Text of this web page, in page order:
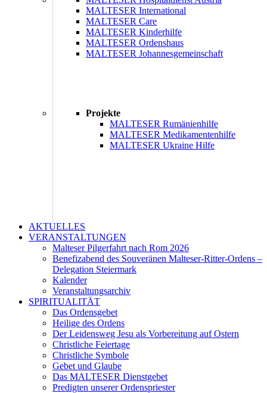
MALTESER International
MALTESER Care
MALTESER Kinderhilfe
MALTESER Ordenshaus
MALTESER Johannesgemeinschaft
Projekte
MALTESER Rumänienhilfe
MALTESER Medikamentenhilfe
MALTESER Ukraine Hilfe
AKTUELLES
VERANSTALTUNGEN
Malteser Pilgerfahrt nach Rom 2026
Benefizabend des Souveränen Malteser-Ritter-Ordens –
Delegation Steiermark
Kalender
Veranstaltungsarchiv
SPIRITUALITÄT
Das Ordensgebet
Heilige des Ordens
Der Leidensweg Jesu als Vorbereitung auf Ostern
Christliche Feiertage
Christliche Symbole
Gebet und Glaube
Das MALTESER Dienstgebet
Predigten unserer Ordenspriester